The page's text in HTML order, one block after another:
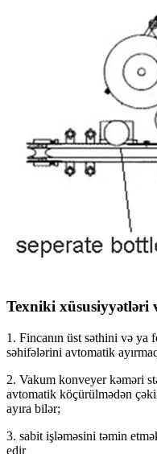
Texniki xüsusiyyətləri
1. Fincanın üst səthini və ya
səhifələrini avtomatik
2. Vakum konveyer kəməri
avtomatik köçürülmədən
ayıra bilər;
3. sabit işləməsini təmin
edir